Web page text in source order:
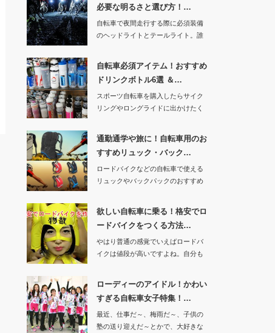
必要な明るさと選び方！…
自転車で夜間走行する際に必須装備
のヘッドライトとテールライト。誰
自転車必須アイテム！おすすめ
ドリンクボトル6選 ＆…
スポーツ自転車を購入したらサイク
リングやロングライドに出かけたく
通勤通学や旅に！自転車用のお
すすめリュック・バック…
ロードバイクなどの自転車で使える
リュックやバックパックのおすすめ
欲しい自転車に乗る！格安でロ
ードバイクをつくる方法…
やはり普通の感覚でいえばロードバ
イクは値段が高いですよね。自分も
ローディーのアイドル！かわい
すぎる自転車女子特集！…
最近、仕事だ～、梅雨だ～、子供の
塾の送り迎えだ～とかで、大好きな